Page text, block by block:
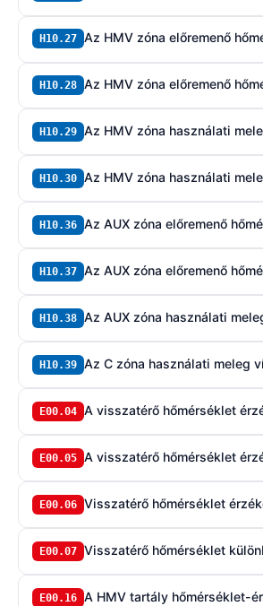
H10.27 Az HMV zóna előremenő
H10.28 Az HMV zóna előremenő
H10.29 Az HMV zóna használati
H10.30 Az HMV zóna használati
H10.36 Az AUX zóna előremenő
H10.37 Az AUX zóna előremenő
H10.38 Az AUX zóna használati
H10.39 Az C zóna használati meleg
E00.04 A visszatérő hőmérséklet
E00.05 A visszatérő hőmérséklet
E00.06 Visszatérő hőmérséklet
E00.07 Visszatérő hőmérséklet
E00.16 A HMV tartály hőmérséklet-